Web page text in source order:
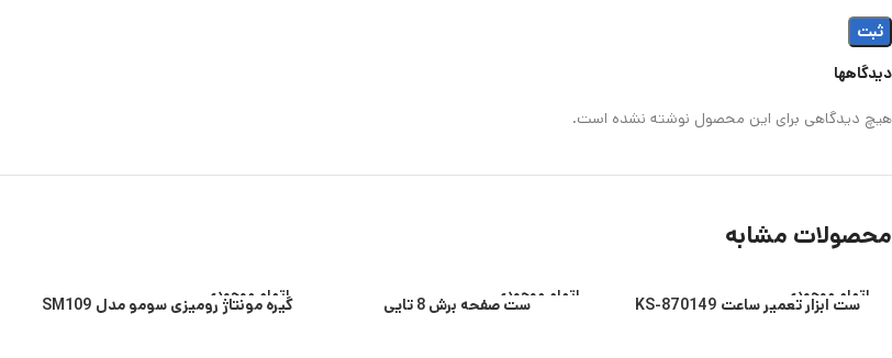
دیدگاهها
هیچ دیدگاهی برای این محصول نوشته نشده است.
محصولات مشابه
اتمام موجودی
ست ابزار تعمیر ساعت KS-870149 اتمام موجودیست صفحه برش 8 تایی اتمام موجودی
گیره مونتاژ رومیزی سومو مدل SM109